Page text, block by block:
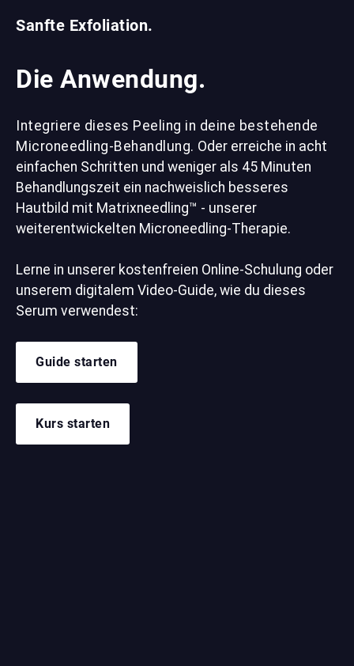
Sanfte Exfoliation.
Die Anwendung.
Integriere dieses Peeling in deine bestehende
Microneedling-Behandlung. Oder erreiche in acht
einfachen Schritten und weniger als 45 Minuten
Behandlungszeit ein nachweislich besseres
Hautbild mit Matrixneedling™ - unserer
weiterentwickelten Microneedling-Therapie.
Lerne in unserer kostenfreien Online-Schulung oder
unserem digitalem Video-Guide, wie du dieses
Serum verwendest:
Guide starten
Kurs starten